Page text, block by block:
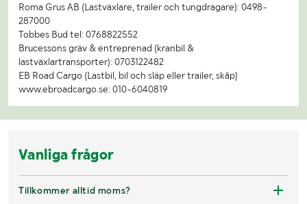
Roma Grus AB (Lastväxlare, trailer och tungdragare): 0498-
287000
Tobbes Bud tel: 0768822552
Brucessons gräv & entreprenad (kranbil &
lastväxlartransporter): 0703122482
EB Road Cargo (Lastbil, bil och släp eller trailer, skåp)
www.ebroadcargo.se: 010-6040819
Vanliga frågor
Tillkommer alltid moms?